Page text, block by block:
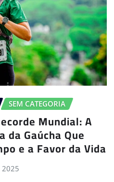
SEM CATEGORIA
Mundial: A
da Gaúcha Que
e a Favor da Vida
2025